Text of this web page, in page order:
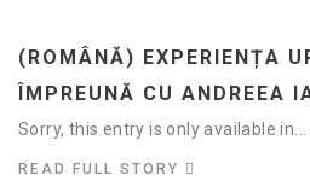
(ROMÂNĂ) EXPERIENȚA
ÎMPREUNĂ CU ANDREEA
Sorry, this entry is only available in...
READ FULL STORY